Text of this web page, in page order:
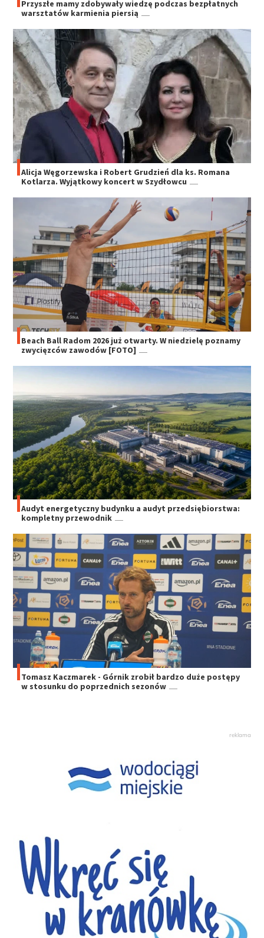
Przyszłe mamy zdobywały wiedzę podczas bezpłatnych
warsztatów karmienia piersią
Alicja Węgorzewska i Robert Grudzień dla ks. Romana
Kotlarza. Wyjątkowy koncert w Szydłowcu
Beach Ball Radom 2026 już otwarty. W niedzielę poznamy
zwycięzców zawodów [FOTO]
Audyt energetyczny budynku a audyt przedsiębiorstwa:
kompletny przewodnik
Tomasz Kaczmarek - Górnik zrobił bardzo duże postępy
w stosunku do poprzednich sezonów